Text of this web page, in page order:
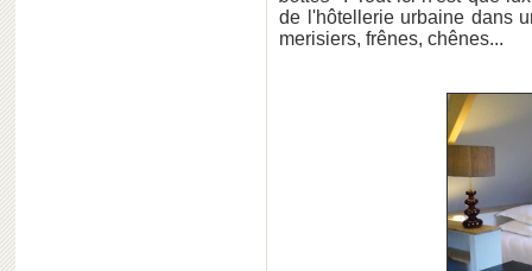
de l'hôtellerie urbaine dans
merisiers, frênes, chênes...